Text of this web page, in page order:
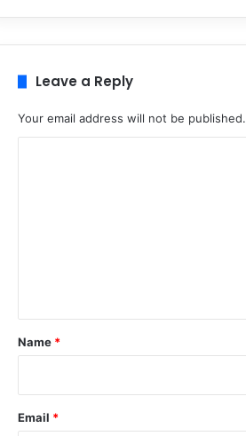
Leave a Reply
Your email address will not be published.
*
Name *
Email *